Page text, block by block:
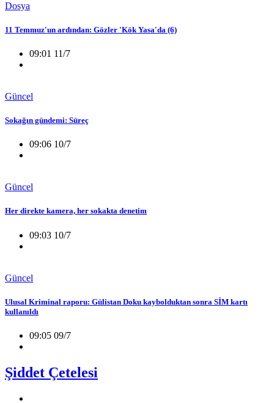
Dosya
11 Temmuz'un ardından: Gözler 'Kök Yasa'da (6)
09:01 11/7
Güncel
Sokağın gündemi: Süreç
09:06 10/7
Güncel
Her direkte kamera, her sokakta denetim
09:03 10/7
Güncel
Ulusal Kriminal raporu: Gülistan Doku kaybolduktan sonra SİM kartı
kullanıldı
09:05 09/7
Şiddet Çetelesi